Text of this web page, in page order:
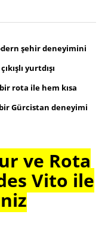
şehir deneyimini
yurtdışı
rota ile hem kısa
Gürcistan deneyimi
ve Rota
Vito ile